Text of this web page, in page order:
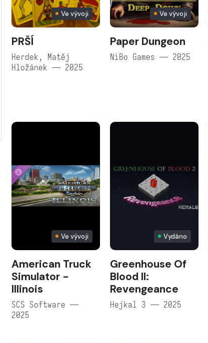
Ve vývoji
PRŠÍ
Herdek, Matěj
Hložánek — 2025
Ve vývoji
Paper Dungeon
NiBo Games — 2025
Ve vývoji
American Truck
Simulator -
Illinois
SCS Software —
2025
Vydáno
Greenhouse Of
Blood II:
Revengeance
Hejkal 3 — 2025